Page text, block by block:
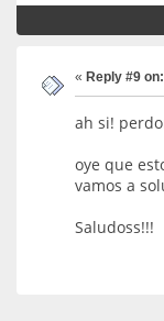
« Reply #9 on:
ah si!
oye que
vamos a
Saludoss!!!